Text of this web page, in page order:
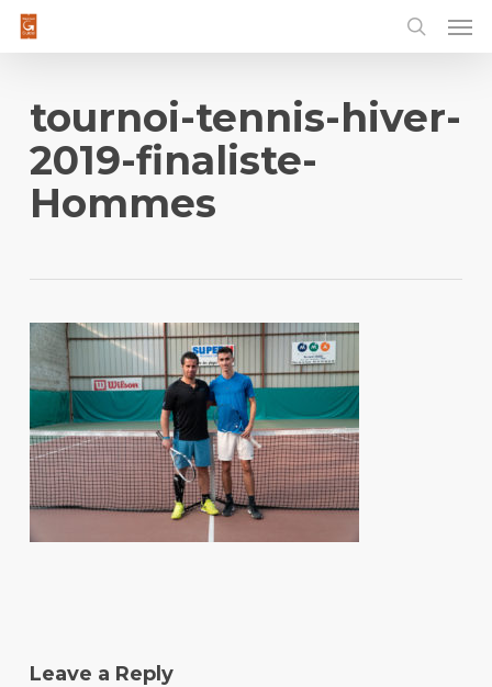
Skip
tournoi-tennis-hiver-
2019-finaliste-
Hommes
Leave a Reply